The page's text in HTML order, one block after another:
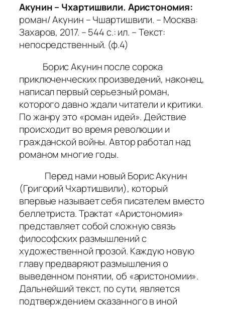
Акунин – Чхартишвили. Аристономия:
роман/ Акунин – Чшартишвили. – Москва:
Захаров, 2017. – 544 с.: ил. – Текст:
непосредственный. (ф.4)
Борис Акунин после сорока
приключенческих произведений, наконец,
написал первый серьезный роман,
которого давно ждали читатели и критики.
По жанру это «роман идей». Действие
происходит во время революции и
гражданской войны. Автор работал над
романом многие годы.
Перед нами новый Борис Акунин
(Григорий Чхартишвили), который
впервые называет себя писателем вместо
беллетриста. Трактат «Аристономия»
представляет собой сложную связь
философских размышлений с
художественной прозой. Каждую новую
главу предваряют размышления о
выведенном понятии, об «аристономии».
Дальнейший текст, по сути, является
подтверждением сказанного в иной